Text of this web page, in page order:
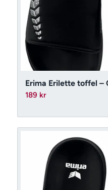
Erima Erilette toffel –
189 kr